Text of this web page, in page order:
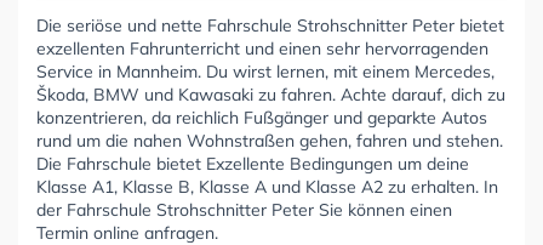
Die seriöse und nette Fahrschule Strohschnitter Peter bietet
exzellenten Fahrunterricht und einen sehr hervorragenden
Service in Mannheim. Du wirst lernen, mit einem Mercedes,
Škoda, BMW und Kawasaki zu fahren. Achte darauf, dich zu
konzentrieren, da reichlich Fußgänger und geparkte Autos
rund um die nahen Wohnstraßen gehen, fahren und stehen.
Die Fahrschule bietet Exzellente Bedingungen um deine
Klasse A1, Klasse B, Klasse A und Klasse A2 zu erhalten. In
der Fahrschule Strohschnitter Peter Sie können einen
Termin online anfragen.